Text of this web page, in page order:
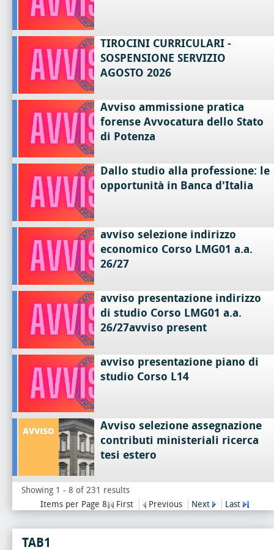
TIROCINI CURRICULARI -
SOSPENSIONE SERVIZIO
AGOSTO 2026
Avviso ammissione pratica
forense Avvocatura dello Stato
di Potenza
Dallo studio alla professione: le
opportunità in Banca d'Italia
avviso selezione indirizzo
economico Corso LMG01 a.a.
26/27
avviso presentazione indirizzo
di studio Corso LMG01 a.a.
26/27avviso present
avviso presentazione piano di
studio Corso L14
Avviso selezione assegnazione
contributi ministeriali ricerca
tesi estero
Showing 1 - 8 of 231 results
Items per Page 8
First Previous Next Last
TAB1